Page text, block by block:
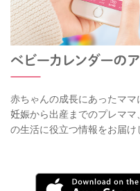
赤ちゃんの成長にあったママ
妊娠から出産までのプレマ
の生活に役立つ情報をお届け